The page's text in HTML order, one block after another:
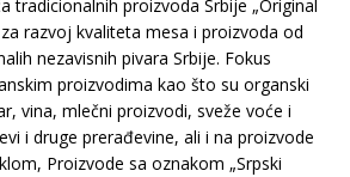
tradicionalnih proizvoda Srbije „Original
razvoj kvaliteta mesa i proizvoda od
nezavisnih pivara Srbije. Fokus
proizvodima kao što su organski
vina, mlečni proizvodi, sveže voće i
i druge prerađevine, ali i na proizvode
Proizvode sa oznakom „Srpski